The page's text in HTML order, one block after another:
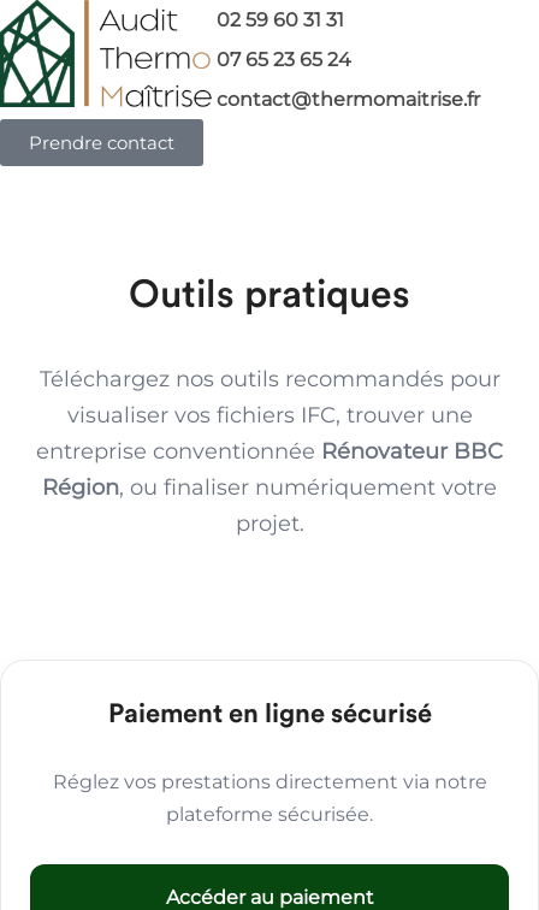
02 59 60 31 31
07 65 23 65 24
contact@thermomaitrise.fr
Prendre contact
07 65 23 65 24
contact@thermomaitrise.fr
Prendre contact
Outils pratiques
Téléchargez nos outils recommandés pour
visualiser vos fichiers IFC, trouver une
entreprise conventionnée Rénovateur BBC
Région, ou finaliser numériquement votre
projet.
Paiement en ligne sécurisé
Réglez vos prestations directement via notre
plateforme sécurisée.
Accéder au paiement